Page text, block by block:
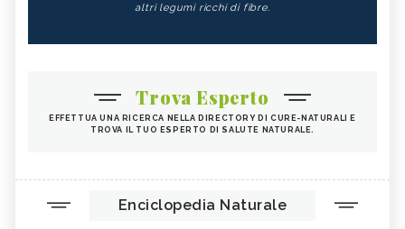
altri legumi ricchi di fibre.
Trova Esperto
EFFETTUA UNA RICERCA NELLA DIRECTORY DI CURE-NATURALI E
TROVA IL TUO ESPERTO DI SALUTE NATURALE.
Enciclopedia Naturale